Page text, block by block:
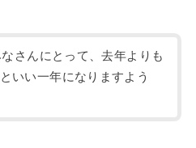
さんにとって、去年よりも
いい一年になりますよう